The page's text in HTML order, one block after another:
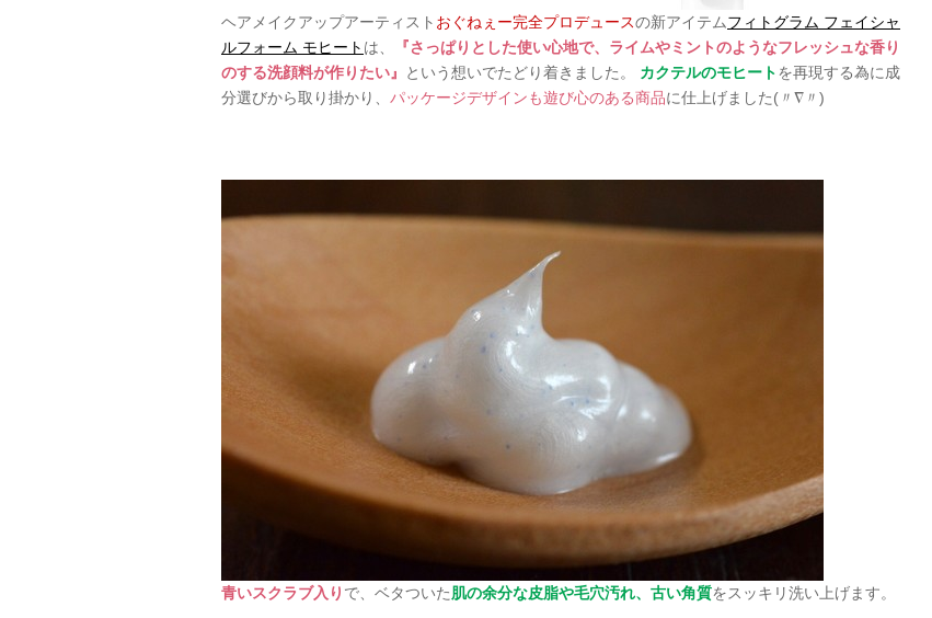
ヘアメイクアップアーティスト おぐねぇー完全プロデュースの新アイテムフィトグラム フェイシャ
ルフォーム モヒート は、
『さっぱりとした使い心地で、ライムやミントのようなフレッシュな香り
のする洗顔料が作りたい』
という想いでたどり着きました。 カクテルのモヒートを再現する為に成
分選びから取り掛かり、 パッケージデザインも遊び心のある商品に仕上げました(〃∇〃)
青いスクラブ入り で、ベタついた肌の余分な皮脂や毛穴汚れ、古い角質をスッキリ洗い上げます。